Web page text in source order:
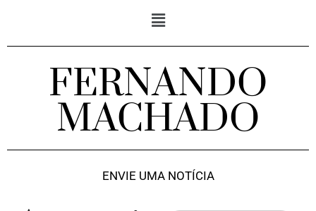
FERNANDO
MACHADO
ENVIE UMA NOTÍCIA